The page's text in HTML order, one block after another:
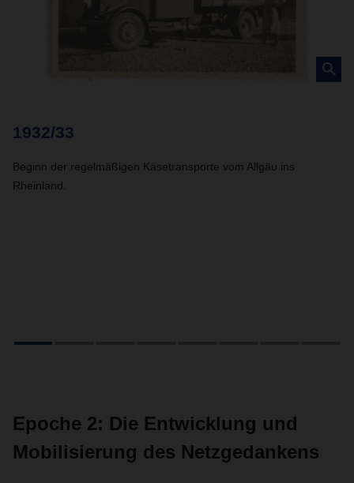
1932/33
Beginn der regelmäßigen Käsetransporte vom Allgäu ins
Rheinland.
Epoche 2: Die Entwicklung und
Mobilisierung des Netzgedankens